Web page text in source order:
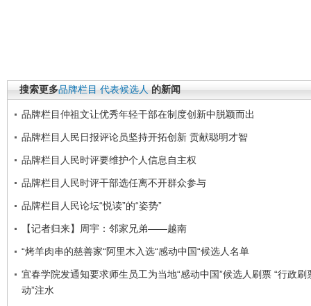
搜索更多品牌栏目 代表候选人 的新闻
品牌栏目仲祖文让优秀年轻干部在制度创新中脱颖而出
品牌栏目人民日报评论员坚持开拓创新 贡献聪明才智
品牌栏目人民时评要维护个人信息自主权
品牌栏目人民时评干部选任离不开群众参与
品牌栏目人民论坛“悦读”的“姿势”
【记者归来】周宇：邻家兄弟——越南
“烤羊肉串的慈善家“阿里木入选“感动中国“候选人名单
宜春学院发通知要求师生员工为当地“感动中国”候选人刷票 “行政刷
动”注水